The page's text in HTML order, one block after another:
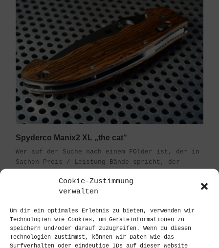
Cookie-Zustimmung
verwalten
Um dir ein optimales Erlebnis zu bieten, verwenden wir
Technologien wie Cookies, um Geräteinformationen zu
speichern und/oder darauf zuzugreifen. Wenn du diesen
Technologien zustimmst, können wir Daten wie das
Surfverhalten oder eindeutige IDs auf dieser Website
Spyderco Manix2 XL „the cat“
Wer auf der Suche nach einem FOlder ist, der in
Sachen Preis / Leistung Bände spricht, der
Sowohl die normale Version als auch die hier
gezeigte XL Var...